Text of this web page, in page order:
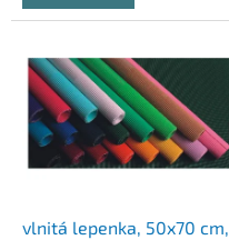
vlnitá lepenka, 50x70 cm,